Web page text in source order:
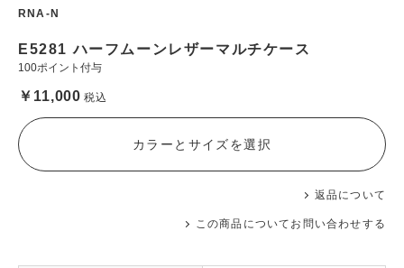
RNA-N
E5281 ハーフムーンレザーマルチケース
100ポイント付与
￥11,000 税込
返品について
この商品についてお問い合わせする
カラーとサイズを選択